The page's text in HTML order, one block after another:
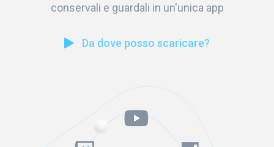
conservali e guardali in un'unica app
Da dove posso scaricare?